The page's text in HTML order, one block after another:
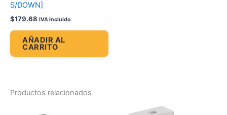
S/DOWN]
$179.68 IVA incluido
AÑADIR AL
CARRITO
Productos relacionados